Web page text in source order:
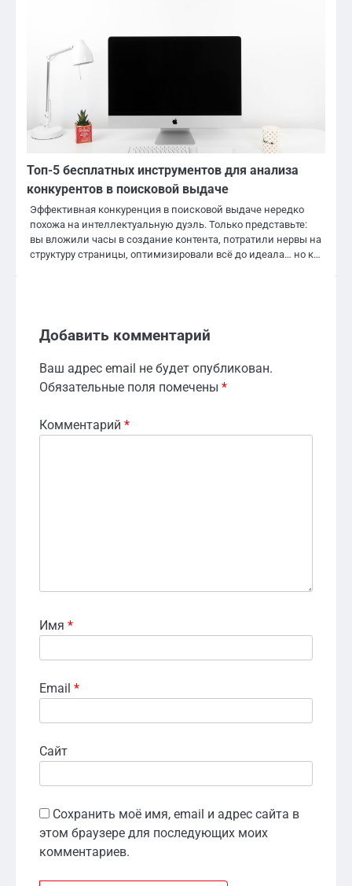
Топ-5 бесплатных инструментов для анализа
конкурентов в поисковой выдаче
Эффективная конкуренция в поисковой выдаче нередко
похожа на интеллектуальную дуэль. Только представьте:
вы вложили часы в создание контента, потратили нервы на
структуру страницы, оптимизировали всё до идеала… но к…
Добавить комментарий
Ваш адрес email не будет опубликован.
Обязательные поля помечены *
Комментарий *
Имя *
Email *
Сайт
Сохранить моё имя, email и адрес сайта в
этом браузере для последующих моих
комментариев.